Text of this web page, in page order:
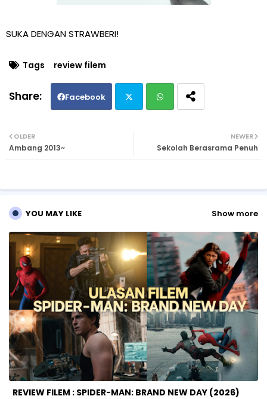
SUKA DENGAN STRAWBERI!
Tags review filem
Facebook
ats
NEWER
Sekolah Berasrama Penuh
OLDER
Ambang 2013~
YOU MAY LIKE Show more
REVIEW FILEM : SPIDER-MAN: BRAND NEW DAY (2026)